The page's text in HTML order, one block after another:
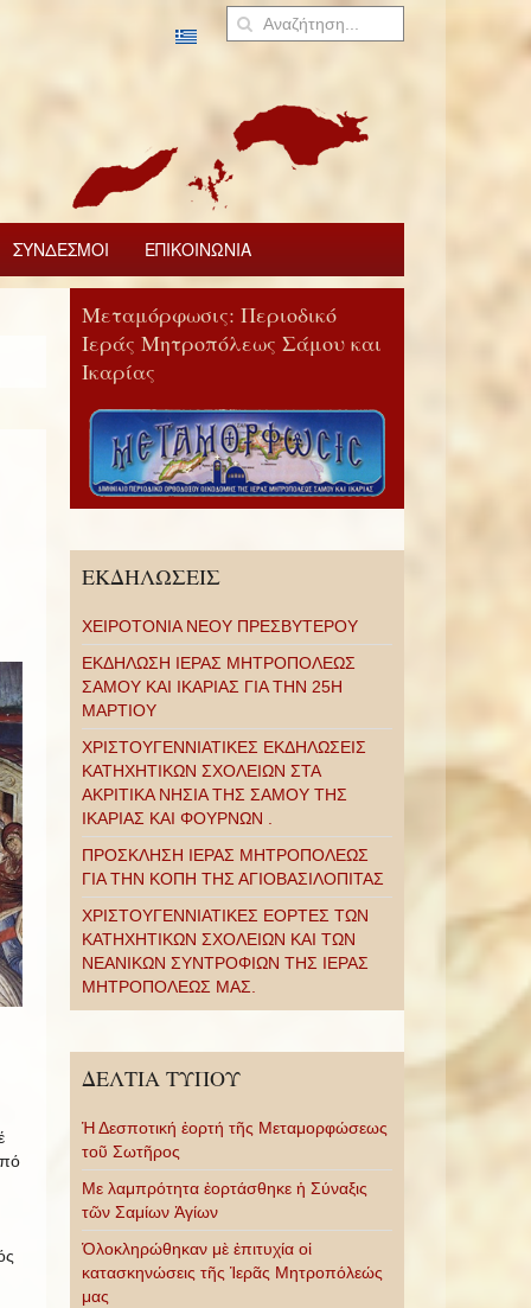
ΣΥΝΔΕΣΜΟΙ ΕΠΙΚΟΙΝΩΝΙΑ
Μεταμόρφωσις: Περιοδικό
Ιεράς Μητροπόλεως Σάμου και
Ικαρίας
ΕΚΔΗΛΩΣΕΙΣ
ΧΕΙΡΟΤΟΝΙΑ ΝΕΟΥ ΠΡΕΣΒΥΤΕΡΟΥ
ΕΚΔΗΛΩΣΗ ΙΕΡΑΣ ΜΗΤΡΟΠΟΛΕΩΣ
ΣΑΜΟΥ ΚΑΙ ΙΚΑΡΙΑΣ ΓΙΑ ΤΗΝ 25Η
ΜΑΡΤΙΟΥ
ΧΡΙΣΤΟΥΓΕΝΝΙΑΤΙΚΕΣ ΕΚΔΗΛΩΣΕΙΣ
ΚΑΤΗΧΗΤΙΚΩΝ ΣΧΟΛΕΙΩΝ ΣΤΑ
ΑΚΡΙΤΙΚΑ ΝΗΣΙΑ ΤΗΣ ΣΑΜΟΥ ΤΗΣ
ΙΚΑΡΙΑΣ ΚΑΙ ΦΟΥΡΝΩΝ .
ΠΡΟΣΚΛΗΣΗ ΙΕΡΑΣ ΜΗΤΡΟΠΟΛΕΩΣ
ΓΙΑ ΤΗΝ ΚΟΠΗ ΤΗΣ ΑΓΙΟΒΑΣΙΛΟΠΙΤΑΣ
ΧΡΙΣΤΟΥΓΕΝΝΙΑΤΙΚΕΣ ΕΟΡΤΕΣ ΤΩΝ
ΚΑΤΗΧΗΤΙΚΩΝ ΣΧΟΛΕΙΩΝ ΚΑΙ ΤΩΝ
ΝΕΑΝΙΚΩΝ ΣΥΝΤΡΟΦΙΩΝ ΤΗΣ ΙΕΡΑΣ
ΜΗΤΡΟΠΟΛΕΩΣ ΜΑΣ.
ΔΕΛΤΙΑ ΤΥΠΟΥ
Ἡ Δεσποτική ἑορτή τῆς Μεταμορφώσεως
τοῦ Σωτῆρος
Με λαμπρότητα ἑορτάσθηκε ἡ Σύναξις
τῶν Σαμίων Ἁγίων
Ὁλοκληρώθηκαν μὲ ἐπιτυχία οἱ
κατασκηνώσεις τῆς Ἱερᾶς Μητροπόλεώς
μας